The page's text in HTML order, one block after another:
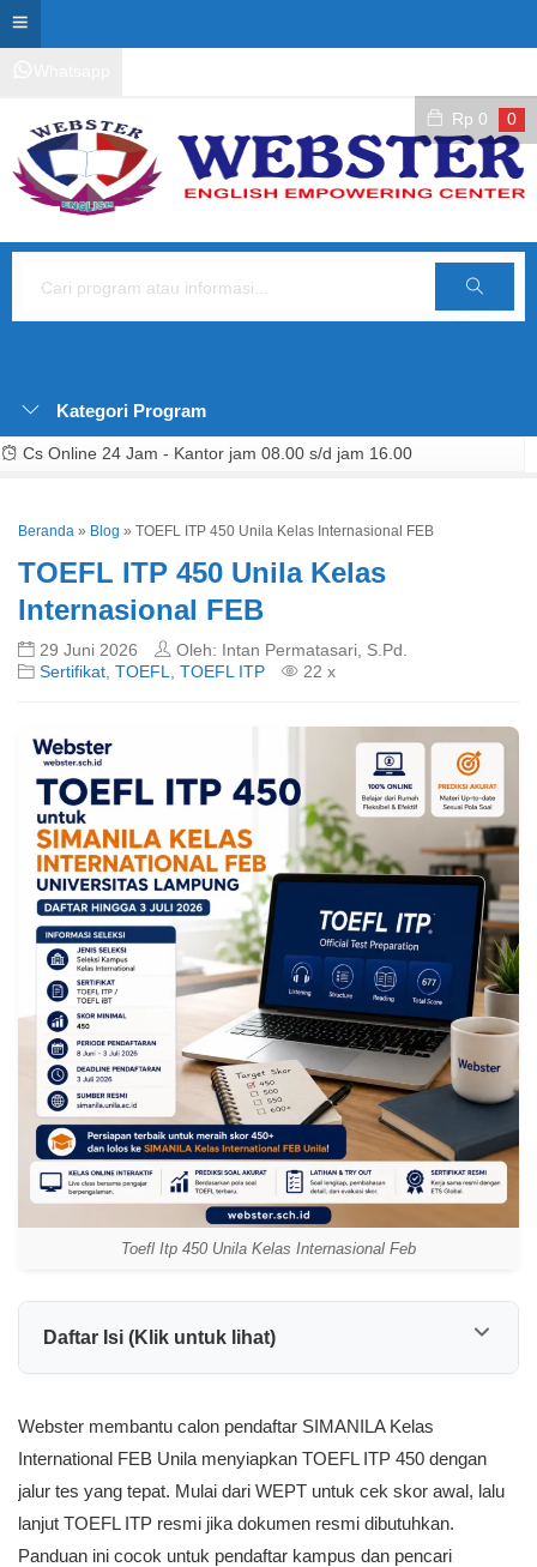
Rp 0 0
Cari
Kategori Program
Cs Online 24 Jam - Kantor jam 08.00 s/d jam 16.00
Beranda » Blog » TOEFL ITP 450 Unila Kelas Internasional FEB
TOEFL ITP 450 Unila Kelas
Internasional FEB
29 Juni 2026
Oleh: Intan Permatasari, S.Pd.
Sertifikat, TOEFL, TOEFL ITP 22 x
Toefl Itp 450 Unila Kelas Internasional Feb
Daftar Isi (Klik untuk lihat)
Webster membantu calon pendaftar SIMANILA Kelas
International FEB Unila menyiapkan TOEFL ITP 450 dengan
jalur tes yang tepat. Mulai dari WEPT untuk cek skor awal, lalu
lanjut TOEFL ITP resmi jika dokumen resmi dibutuhkan.
Panduan ini cocok untuk pendaftar kampus dan pencari